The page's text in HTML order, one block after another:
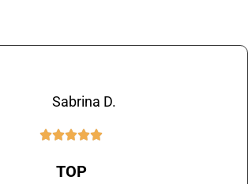
Sabrina D.

TOP